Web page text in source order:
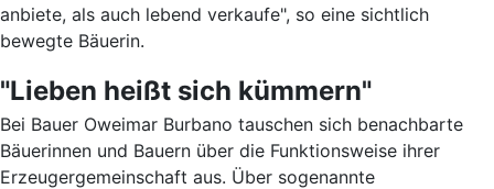
anbiete, als auch lebend verkaufe", so eine sichtlich
bewegte Bäuerin.
"Lieben heißt sich kümmern"
Bei Bauer Oweimar Burbano tauschen sich benachbarte
Bäuerinnen und Bauern über die Funktionsweise ihrer
Erzeugergemeinschaft aus. Über sogenannte